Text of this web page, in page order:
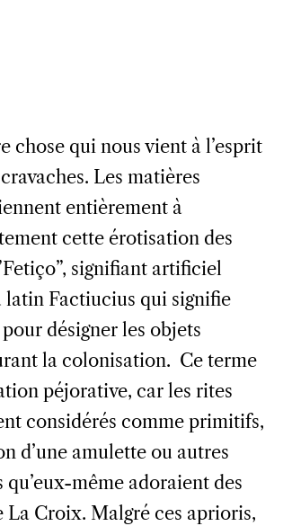
chose qui nous vient à l’esprit
Les matières
entièrement à
cette érotisation des
signifiant artificiel
latin Factiucius qui signifie
désigner les objets
la colonisation. Ce terme
péjorative, car les rites
considérés comme primitifs,
d’une amulette ou autres
même adoraient des
La Croix. Malgré ces aprioris,